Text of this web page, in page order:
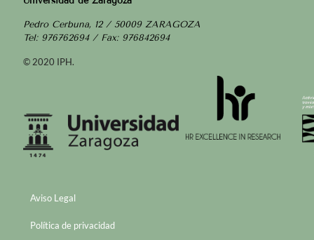
Pedro Cerbuna, 12 / 50009 ZARAGOZA
Tel: 976762694 / Fax: 976842694
© 2020 IPH.
Aviso Legal
Política de privacidad